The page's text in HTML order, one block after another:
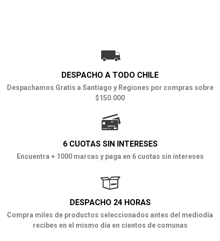
DESPACHO A TODO CHILE
Despachamos Gratis a Santiago y Regiones por compras sobre
$150.000
6 CUOTAS SIN INTERESES
Encuentra + 1000 marcas y paga en 6 cuotas sin intereses
DESPACHO 24 HORAS
Compra miles de productos seleccionados antes del mediodía
recibes en el mismo día en cientos de comunas